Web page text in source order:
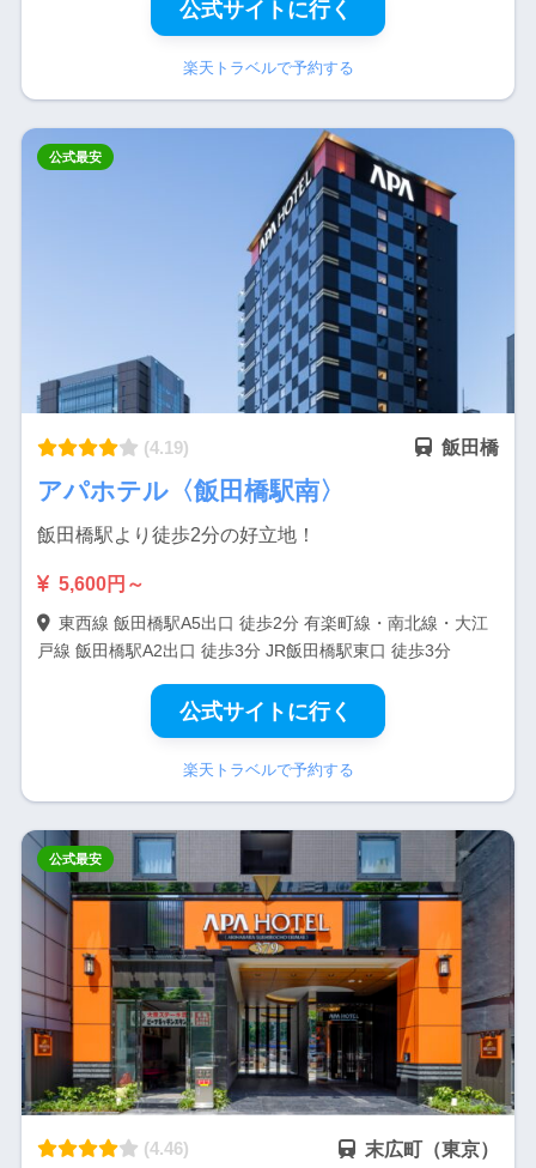
公式サイトに行く
楽天トラベルで予約する
(4.19) 飯田橋
アパホテル〈飯田橋駅南〉
飯田橋駅より徒歩2分の好立地！
5,600円～
東西線 飯田橋駅A5出口 徒歩2分 有楽町線・南北線・大江
戸線 飯田橋駅A2出口 徒歩3分 JR飯田橋駅東口 徒歩3分
公式サイトに行く
楽天トラベルで予約する
公式最安
(4.46) 末広町（東京）
公式最安